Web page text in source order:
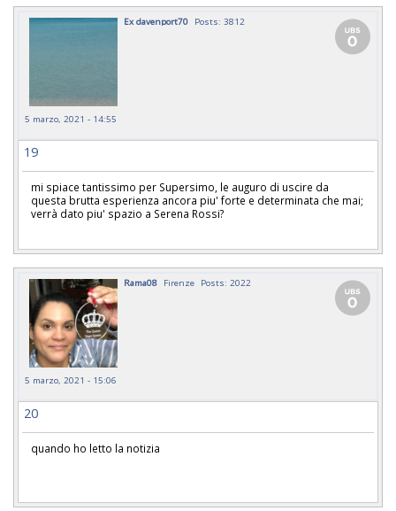
Ex davenport70 Posts: 3812
5 marzo, 2021 - 14:55
19
mi spiace tantissimo per Supersimo, le auguro di uscire da
questa brutta esperienza ancora piu' forte e determinata che mai;
verrà dato piu' spazio a Serena Rossi?
Rama08 Firenze Posts: 2022
5 marzo, 2021 - 15:06
20
quando ho letto la notizia